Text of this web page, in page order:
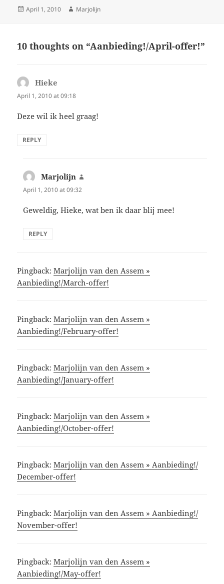
Posted
April 1, 2010 Author
Marjolijn
10 thoughts on “Aanbieding!/April-offer!”
Hieke
April 1, 2010 at 09:18
Deze wil ik heel graag!
REPLY
Marjolijn
April 1, 2010 at 09:32
Geweldig, Hieke, wat ben ik daar blij mee!
REPLY
Pingback:Marjolijn van den Assem »
Aanbieding!/March-offer!
Pingback:Marjolijn van den Assem »
Aanbieding!/February-offer!
Pingback:Marjolijn van den Assem »
Aanbieding!/January-offer!
Pingback:Marjolijn van den Assem »
Aanbieding!/October-offer!
Pingback:Marjolijn van den Assem » Aanbieding!/
December-offer!
Pingback:Marjolijn van den Assem » Aanbieding!/
November-offer!
Pingback:Marjolijn van den Assem »
Aanbieding!/May-offer!